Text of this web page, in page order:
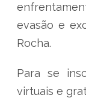
evasão e
Rocha.
Para se
virtuais e